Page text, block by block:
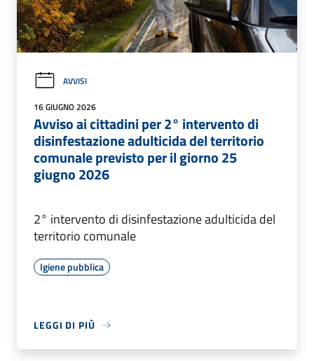
AVVISI
16 GIUGNO 2026
Avviso ai cittadini per 2° intervento di
disinfestazione adulticida del territorio
comunale previsto per il giorno 25
giugno 2026
2° intervento di disinfestazione adulticida del
territorio comunale
Igiene pubblica
LEGGI DI PIÙ